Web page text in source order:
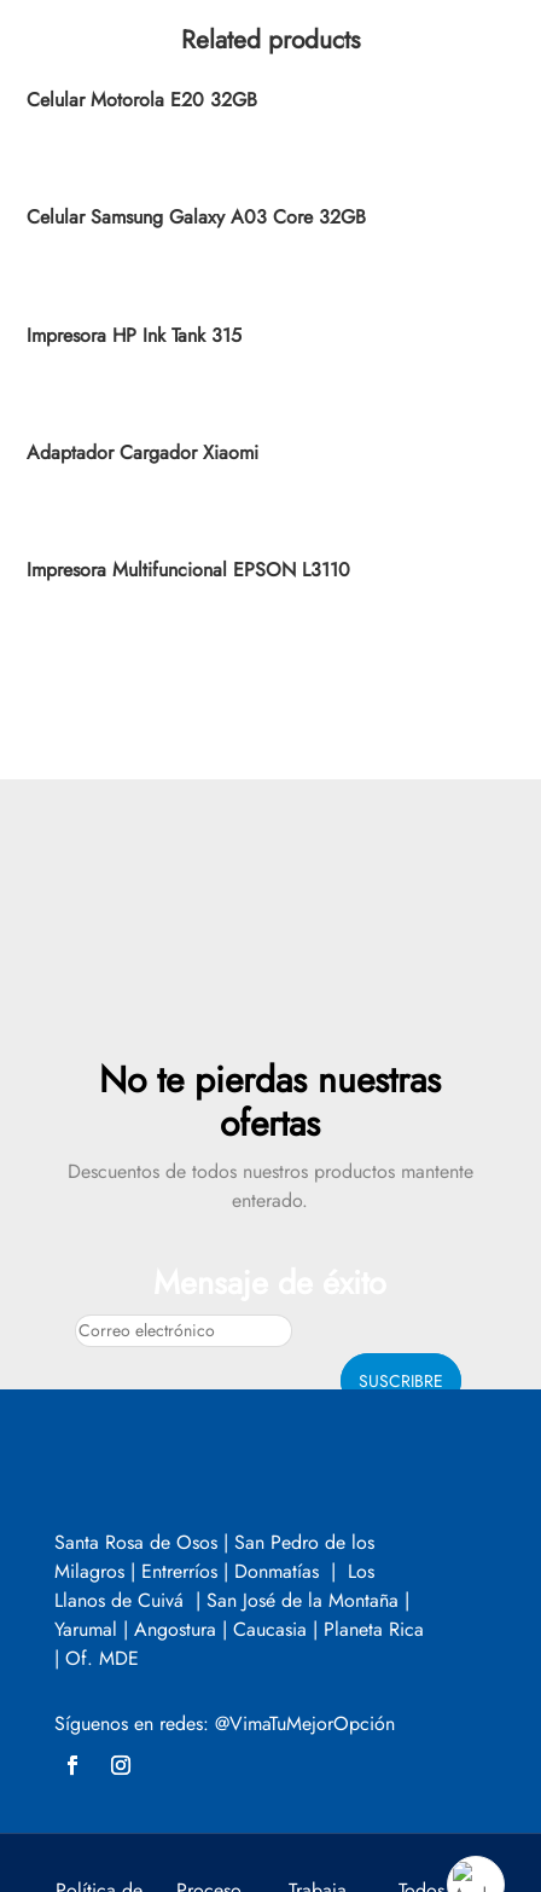
Related products
Celular Motorola E20 32GB
Celular Samsung Galaxy A03 Core 32GB
Impresora HP Ink Tank 315
Adaptador Cargador Xiaomi
Impresora Multifuncional EPSON L3110
No te pierdas nuestras
ofertas
Descuentos de todos nuestros productos mantente
enterado.
SUSCRIBRE
Santa Rosa de Osos | San Pedro de los
Milagros | Entrerríos | Donmatías | Los
Llanos de Cuivá | San José de la Montaña |
Yarumal | Angostura | Caucasia | Planeta Rica
| Of. MDE
Síguenos en redes: @VimaTuMejorOpción